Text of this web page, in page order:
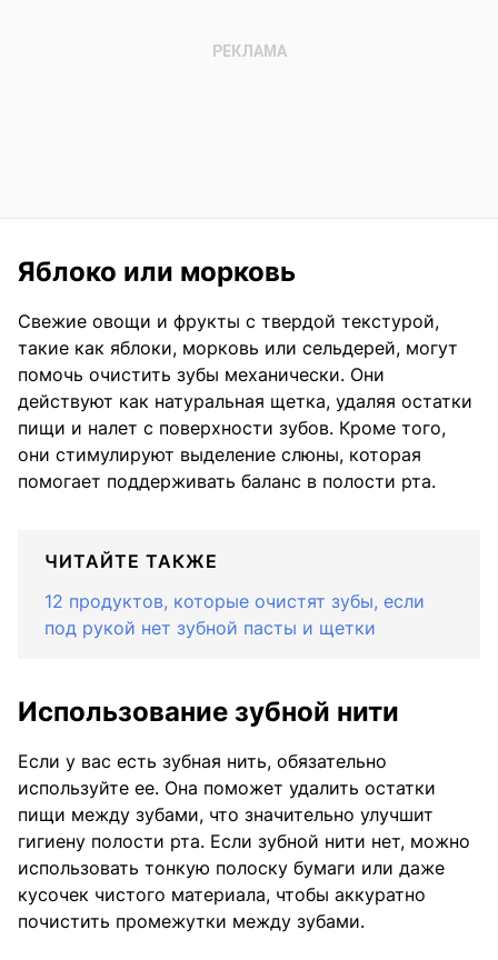
Яблоко или морковь
Свежие овощи и фрукты с твердой текстурой,
такие как яблоки, морковь или сельдерей, могут
помочь очистить зубы механически. Они
действуют как натуральная щетка, удаляя остатки
пищи и налет с поверхности зубов. Кроме того,
они стимулируют выделение слюны, которая
помогает поддерживать баланс в полости рта.
ЧИТАЙТЕ ТАКЖЕ
12 продуктов, которые очистят зубы, если
под рукой нет зубной пасты и щетки
Использование зубной нити
Если у вас есть зубная нить, обязательно
используйте ее. Она поможет удалить остатки
пищи между зубами, что значительно улучшит
гигиену полости рта. Если зубной нити нет, можно
использовать тонкую полоску бумаги или даже
кусочек чистого материала, чтобы аккуратно
почистить промежутки между зубами.